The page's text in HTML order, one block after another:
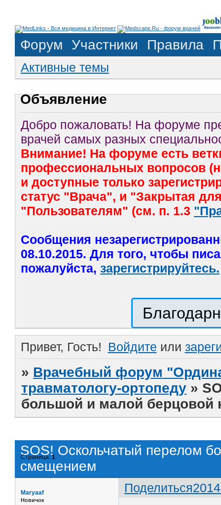
Форум Участники Правила
Активные темы
Объявление
Добро пожаловать! На форуме
врачей самых разных
Внимание! На форуме есть
профессиональных вопросов
и доступные только
статус "Врача", и "Закрытая
"Пользователям" (см. п. 1.3
Сообщения
08.10.2015. Для того, чтобы
пожалуйста, зарегистрируйтесь.
Привет, Гость! Войдите или
» Врачебный форум
травматологу-ортопеду »
большой и малой берцовой
SOS! Оскольчатый перелом
смещением
Страница:1
Поделиться
Maryaaf
Новичок